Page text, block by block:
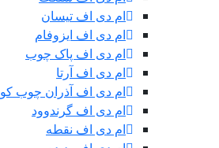
ام دی اف تیسان
ام دی اف ایزوفام
ام دی اف پاک چوب
ام دی اف آرتا
ام دی اف آذران چوب کویر
ام دی اف گرندوود
ام دی اف نقطه